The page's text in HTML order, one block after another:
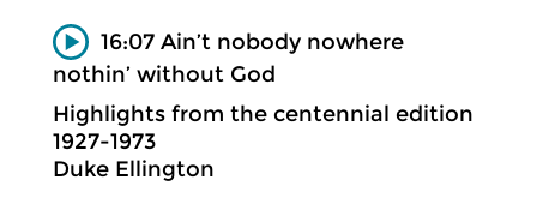
16:07 Ain’t nobody nowhere
nothin’ without God
Highlights from the centennial edition
1927-1973
Duke Ellington